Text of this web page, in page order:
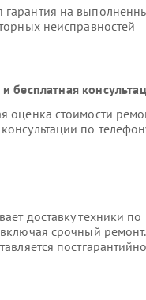
гарантия на
неисправностей
бесплатная
оценка стоимости
по
доставку техники
срочный